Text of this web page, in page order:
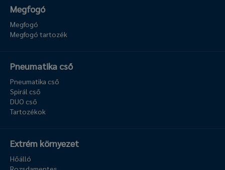
Megfogó
Megfogó
Megfogó tartozék
Pneumatika cső
Pneumatika cső
Spirál cső
DUO cső
Tartozékok
Extrém környezet
Hőálló